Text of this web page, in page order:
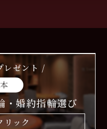
レゼント /
・婚約指輪選び
リック